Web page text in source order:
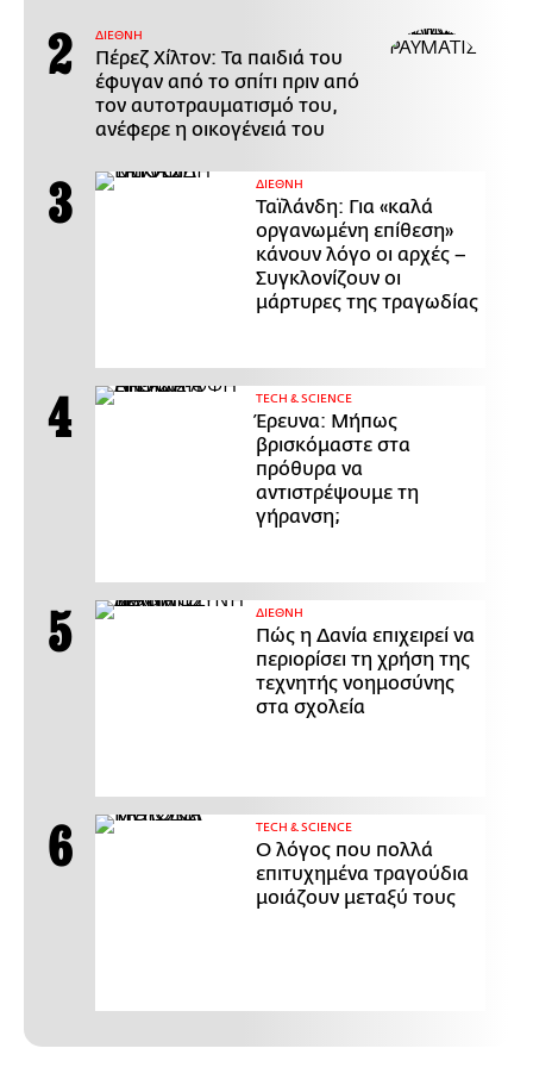
ΔΙΕΘΝΗ
Πέρεζ Χίλτον: Τα παιδιά του
έφυγαν από το σπίτι πριν από
τον αυτοτραυματισμό του,
ανέφερε η οικογένειά του
ΔΙΕΘΝΗ
Ταϊλάνδη: Για «καλά
οργανωμένη επίθεση»
κάνουν λόγο οι αρχές –
Συγκλονίζουν οι
μάρτυρες της τραγωδίας
ΤECH & SCIENCE
Έρευνα: Μήπως
βρισκόμαστε στα
πρόθυρα να
αντιστρέψουμε τη
γήρανση;
ΔΙΕΘΝΗ
Πώς η Δανία επιχειρεί να
περιορίσει τη χρήση της
τεχνητής νοημοσύνης
στα σχολεία
ΤECH & SCIENCE
Ο λόγος που πολλά
επιτυχημένα τραγούδια
μοιάζουν μεταξύ τους